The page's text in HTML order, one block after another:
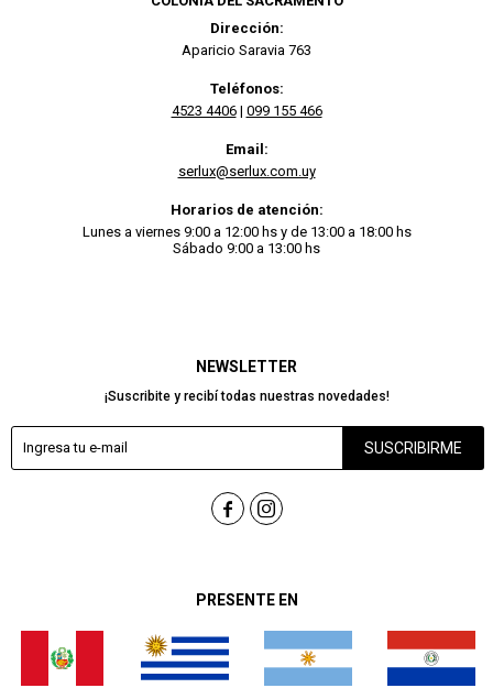
PRESENTE EN
NEWSLETTER
¡Suscribite y recibí todas nuestras novedades!
SUSCRIBIRME
 
Dirección:
Aparicio Saravia 763
Teléfonos:
4523 4406| 099 155 466
Email:
serlux@serlux.com.uy
Horarios de atención:
Lunes a viernes 9:00 a 12:00 hs y de 13:00 a 18:00 hs
Sábado 9:00 a 13:00 hs